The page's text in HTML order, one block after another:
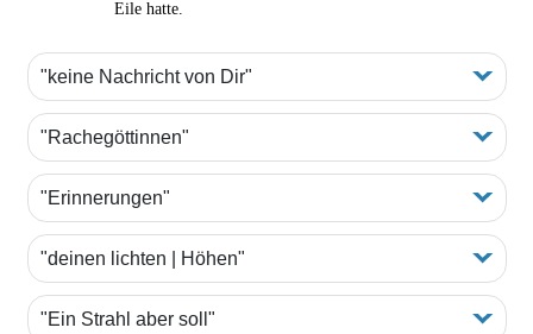
Eile hatte.
"keine Nachricht von Dir"
"Rachegöttinnen"
"Erinnerungen"
"deinen lichten | Höhen"
"Ein Strahl aber soll"